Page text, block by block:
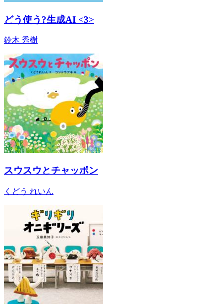
どう使う?生成AI <3>
鈴木 秀樹
スウスウとチャッポン
くどう れいん